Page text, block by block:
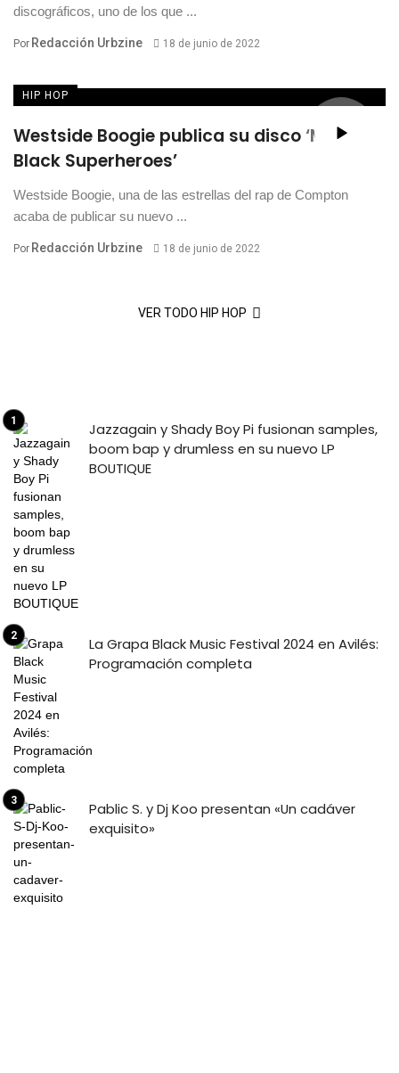
discográficos, uno de los que ...
Por Redacción Urbzine 18 de junio de 2022
HIP HOP
Westside Boogie publica su disco ‘More
Black Superheroes’
Westside Boogie, una de las estrellas del rap de Compton
acaba de publicar su nuevo ...
Por Redacción Urbzine 18 de junio de 2022
VER TODO HIP HOP
Jazzagain y Shady Boy Pi fusionan samples,
boom bap y drumless en su nuevo LP
BOUTIQUE
La Grapa Black Music Festival 2024 en Avilés:
Programación completa
Pablic S. y Dj Koo presentan «Un cadáver
exquisito»